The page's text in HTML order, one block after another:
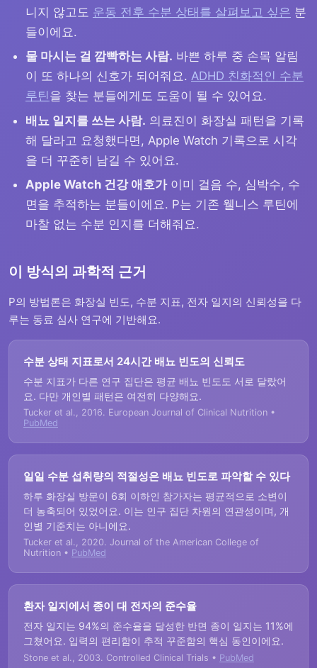
니지 않고도 운동 전후 수분 상태를 살펴보고 싶은 분
들이에요.
물 마시는 걸 깜빡하는 사람. 바쁜 하루 중 손목 알림
이 또 하나의 신호가 되어줘요. ADHD 친화적인 수분
루틴을 찾는 분들에게도 도움이 될 수 있어요.
배뇨 일지를 쓰는 사람. 의료진이 화장실 패턴을 기록
해 달라고 요청했다면, Apple Watch 기록으로 시각
을 더 꾸준히 남길 수 있어요.
Apple Watch 건강 애호가이미 걸음 수, 심박수, 수
면을 추적하는 분들이에요. P는 기존 웰니스 루틴에
마찰 없는 수분 인지를 더해줘요.
이 방식의 과학적 근거
P의 방법론은 화장실 빈도, 수분 지표, 전자 일지의 신뢰성을 다
루는 동료 심사 연구에 기반해요.
수분 상태 지표로서 24시간 배뇨 빈도의 신뢰도
수분 지표가 다른 연구 집단은 평균 배뇨 빈도도 서로 달랐어
요. 다만 개인별 패턴은 여전히 다양해요.
Tucker et al., 2016. European Journal of Clinical Nutrition •
PubMed
일일 수분 섭취량의 적절성은 배뇨 빈도로 파악할 수 있다
하루 화장실 방문이 6회 이하인 참가자는 평균적으로 소변이
더 농축되어 있었어요. 이는 인구 집단 차원의 연관성이며, 개
인별 기준치는 아니에요.
Tucker et al., 2020. Journal of the American College of
Nutrition • PubMed
환자 일지에서 종이 대 전자의 준수율
전자 일지는 94%의 준수율을 달성한 반면 종이 일지는 11%에
그쳤어요. 입력의 편리함이 추적 꾸준함의 핵심 동인이에요.
Stone et al., 2003. Controlled Clinical Trials • PubMed